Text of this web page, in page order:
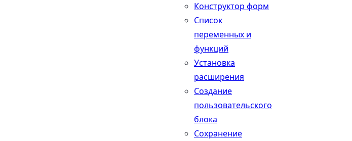
Конструктор форм
Список
переменных и
функций
Установка
расширения
Создание
пользовательского
блока
Сохранение